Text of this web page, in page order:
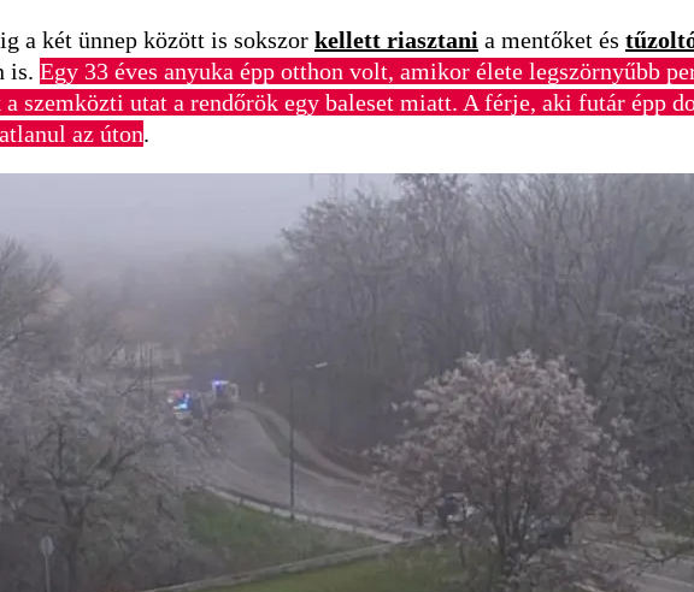
a két ünnep között is sokszor kellett riasztani a mentőket és
is. Egy 33 éves anyuka épp otthon volt, amikor élete legszörnyűbb
szemközti utat a rendőrök egy baleset miatt. A férje, aki futár épp
az úton.